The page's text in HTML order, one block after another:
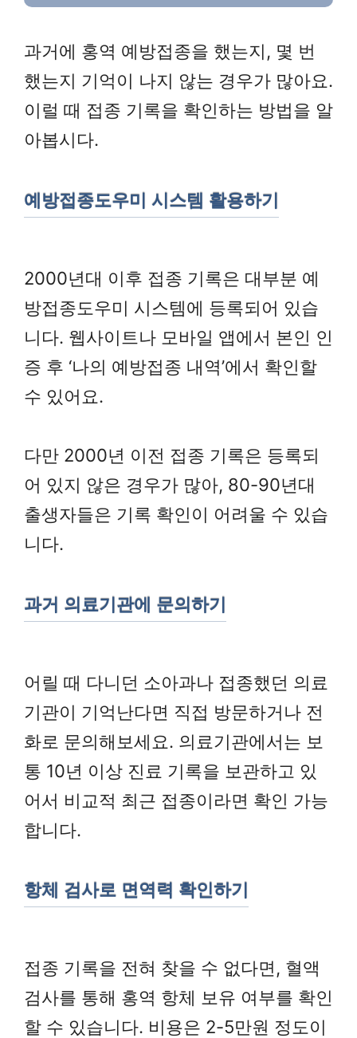
과거에 홍역 예방접종을 했는지, 몇 번
했는지 기억이 나지 않는 경우가 많아요.
이럴 때 접종 기록을 확인하는 방법을 알
아봅시다.
예방접종도우미 시스템 활용하기
2000년대 이후 접종 기록은 대부분 예
방접종도우미 시스템에 등록되어 있습
니다. 웹사이트나 모바일 앱에서 본인 인
증 후 ‘나의 예방접종 내역’에서 확인할
수 있어요.
다만 2000년 이전 접종 기록은 등록되
어 있지 않은 경우가 많아, 80-90년대
출생자들은 기록 확인이 어려울 수 있습
니다.
과거 의료기관에 문의하기
어릴 때 다니던 소아과나 접종했던 의료
기관이 기억난다면 직접 방문하거나 전
화로 문의해보세요. 의료기관에서는 보
통 10년 이상 진료 기록을 보관하고 있
어서 비교적 최근 접종이라면 확인 가능
합니다.
항체 검사로 면역력 확인하기
접종 기록을 전혀 찾을 수 없다면, 혈액
검사를 통해 홍역 항체 보유 여부를 확인
할 수 있습니다. 비용은 2-5만원 정도이